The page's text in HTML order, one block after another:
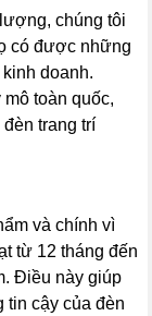
chúng tôi
có được những
doanh.
toàn quốc,
trang trí
và chính vì
từ 12 tháng đến
Điều này giúp
tin cậy của đèn